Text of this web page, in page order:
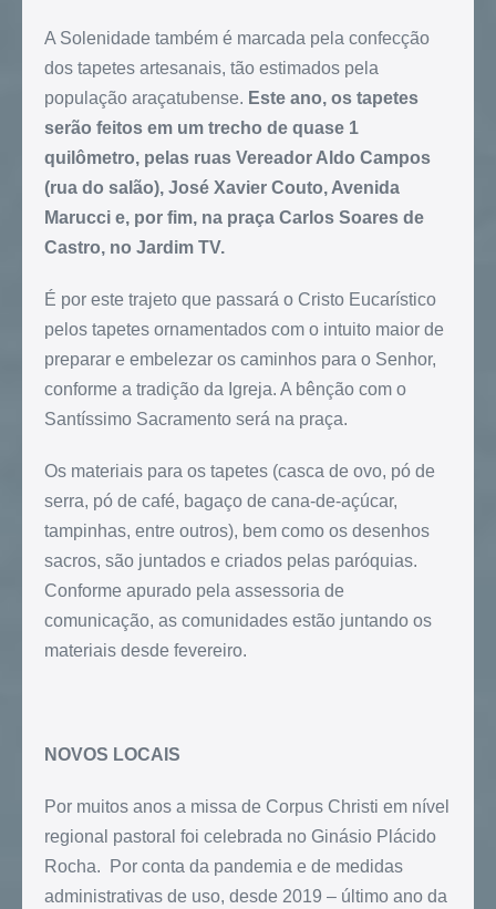
A Solenidade também é marcada pela confecção
dos tapetes artesanais, tão estimados pela
população araçatubense. Este ano, os tapetes
serão feitos em um trecho de quase 1
quilômetro, pelas ruas Vereador Aldo Campos
(rua do salão), José Xavier Couto, Avenida
Marucci e, por fim, na praça Carlos Soares de
Castro, no Jardim TV.
É por este trajeto que passará o Cristo Eucarístico
pelos tapetes ornamentados com o intuito maior de
preparar e embelezar os caminhos para o Senhor,
conforme a tradição da Igreja. A bênção com o
Santíssimo Sacramento será na praça.
Os materiais para os tapetes (casca de ovo, pó de
serra, pó de café, bagaço de cana-de-açúcar,
tampinhas, entre outros), bem como os desenhos
sacros, são juntados e criados pelas paróquias.
Conforme apurado pela assessoria de
comunicação, as comunidades estão juntando os
materiais desde fevereiro.
NOVOS LOCAIS
Por muitos anos a missa de Corpus Christi em nível
regional pastoral foi celebrada no Ginásio Plácido
Rocha. Por conta da pandemia e de medidas
administrativas de uso, desde 2019 – último ano da